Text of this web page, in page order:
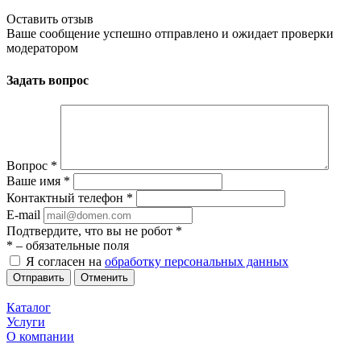
Оставить отзыв
Ваше сообщение успешно отправлено и ожидает проверки
модератором
Задать вопрос
Вопрос *
Ваше имя *
Контактный телефон *
E-mail
Подтвердите, что вы не робот *
* – обязательные поля
Я согласен на обработку персональных данных
Отменить
Каталог
Услуги
О компании